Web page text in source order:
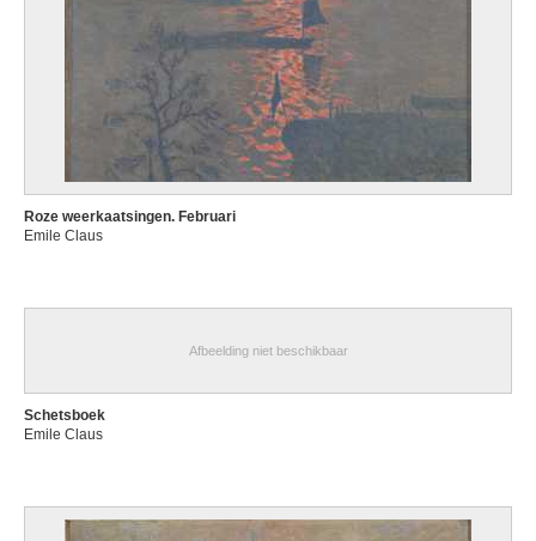
Roze weerkaatsingen. Februari
Emile Claus
Afbeelding niet beschikbaar
Schetsboek
Emile Claus